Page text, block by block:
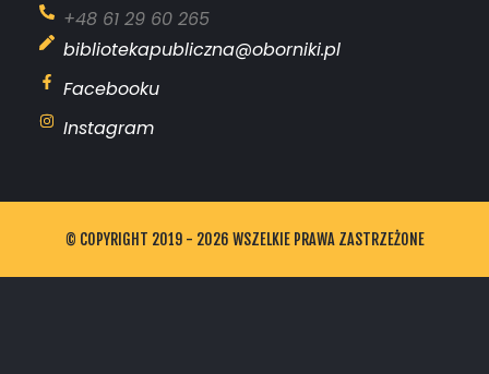
+48 61 29 60 265
bibliotekapubliczna@oborniki.pl
Facebooku
Instagram
© COPYRIGHT 2019 - 2026 WSZELKIE PRAWA ZASTRZEŻONE